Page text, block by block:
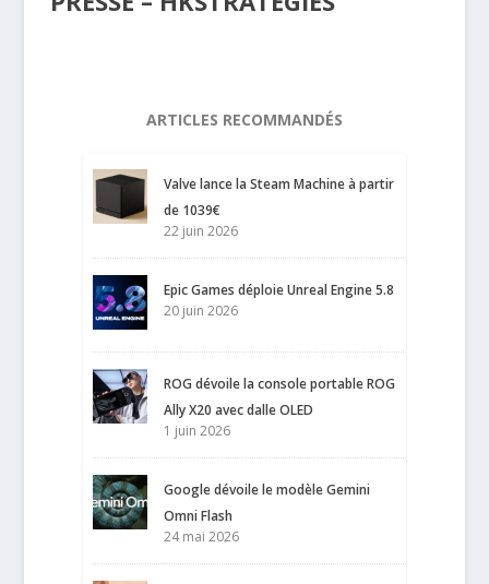
ARTICLES RECOMMANDÉS
Valve lance la Steam Machine à partir
de 1039€
22 juin 2026
Epic Games déploie Unreal Engine 5.8
20 juin 2026
ROG dévoile la console portable ROG
Ally X20 avec dalle OLED
1 juin 2026
Google dévoile le modèle Gemini
Omni Flash
24 mai 2026